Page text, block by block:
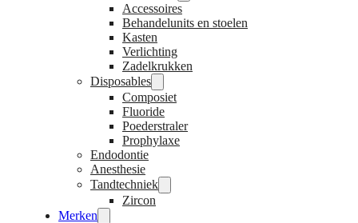
Accessoires
Behandelunits en stoelen
Kasten
Verlichting
Zadelkrukken
Disposables
Composiet
Fluoride
Poederstraler
Prophylaxe
Endodontie
Anesthesie
Tandtechniek
Zircon
Merken